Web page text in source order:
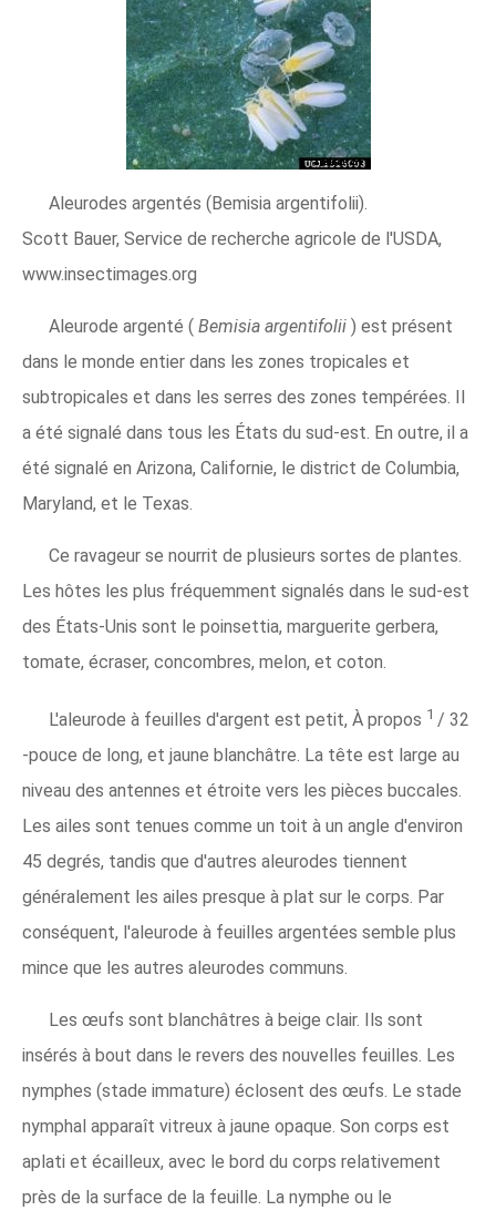
Aleurodes argentés (Bemisia argentifolii).
Scott Bauer, Service de recherche agricole de l'USDA,
www.insectimages.org
Aleurode argenté ( Bemisia argentifolii ) est présent
dans le monde entier dans les zones tropicales et
subtropicales et dans les serres des zones tempérées. Il
a été signalé dans tous les États du sud-est. En outre, il a
été signalé en Arizona, Californie, le district de Columbia,
Maryland, et le Texas.
Ce ravageur se nourrit de plusieurs sortes de plantes.
Les hôtes les plus fréquemment signalés dans le sud-est
des États-Unis sont le poinsettia, marguerite gerbera,
tomate, écraser, concombres, melon, et coton.
L'aleurode à feuilles d'argent est petit, À propos 1 / 32
-pouce de long, et jaune blanchâtre. La tête est large au
niveau des antennes et étroite vers les pièces buccales.
Les ailes sont tenues comme un toit à un angle d'environ
45 degrés, tandis que d'autres aleurodes tiennent
généralement les ailes presque à plat sur le corps. Par
conséquent, l'aleurode à feuilles argentées semble plus
mince que les autres aleurodes communs.
Les œufs sont blanchâtres à beige clair. Ils sont
insérés à bout dans le revers des nouvelles feuilles. Les
nymphes (stade immature) éclosent des œufs. Le stade
nymphal apparaît vitreux à jaune opaque. Son corps est
aplati et écailleux, avec le bord du corps relativement
près de la surface de la feuille. La nymphe ou le